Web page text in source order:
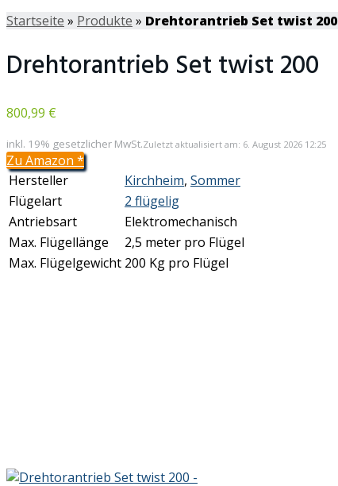
Startseite » Produkte » Drehtorantrieb Set twist 200
Drehtorantrieb Set twist 200
800,99 €
inkl. 19% gesetzlicher MwSt.Zuletzt aktualisiert am: 6. August 2026 12:25
Zu Amazon *
Hersteller
Kirchheim, Sommer
Flügelart
2 flügelig
Antriebsart
Elektromechanisch
Max. Flügellänge
2,5 meter pro Flügel
Max. Flügelgewicht 200 Kg pro Flügel